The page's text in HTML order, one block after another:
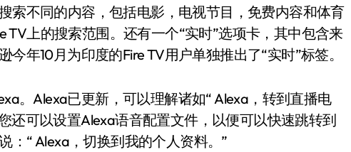
索不同的内容，包括电影，电视节目，免费内容和体育
TV上的搜索范围。还有一个“实时”选项卡，其中包含来
年10月为印度的Fire TV用户单独推出了“实时”标签。
。Alexa已更新，可以理解诸如“ Alexa，转到直播电
还可以设置Alexa语音配置文件，以便可以快速跳转到
：“ Alexa，切换到我的个人资料。”